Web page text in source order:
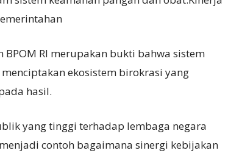
RI merupakan bukti bahwa sistem
ekosistem birokrasi yang
hasil.
yang tinggi terhadap lembaga negara
contoh bagaimana sinergi kebijakan